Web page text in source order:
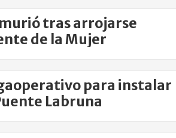
tras arrojarse
de la Mujer
para instalar
Labruna